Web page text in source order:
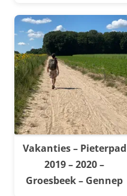
Vakanties – Pieterpad
2019 – 2020 –
Groesbeek – Gennep